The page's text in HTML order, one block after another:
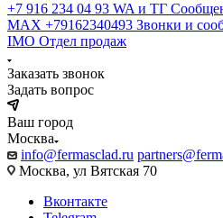
+7 916 234 04 93 WA и ТГ
MAX +79162340493 Звонки и
IMO Отдел продаж
Заказать звонок
Задать вопрос
Ваш город
Москва
info@fermasclad.ru
Москва, ул Вятская 70
Вконтакте